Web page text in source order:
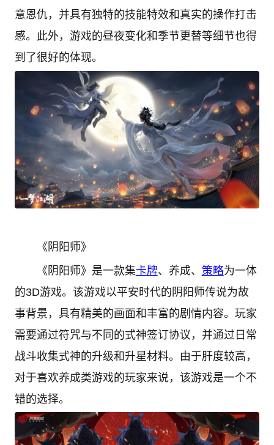
意恩仇，并具有独特的技能特效和真实的操作打击
感。此外，游戏的昼夜变化和季节更替等细节也得
到了很好的体现。
《阴阳师》
《阴阳师》是一款集卡牌、养成、 策略为一体
的3D游戏。该游戏以平安时代的阴阳师传说为故
事背景，具有精美的画面和丰富的剧情内容。玩家
需要通过符咒与不同的式神签订协议，并通过日常
战斗收集式神的升级和升星材料。由于肝度较高，
对于喜欢养成类游戏的玩家来说，该游戏是一个不
错的选择。